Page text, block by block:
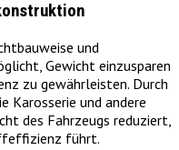
und
Gewicht einzusparen
zu gewährleisten. Durch
Karosserie und andere
des Fahrzeugs reduziert,
führt.